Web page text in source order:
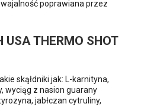
poprawiana przez
USA THERMO SHOT
skąłdniki jak: L-karnityna,
wyciąg z nasion guarany
jabłczan cytruliny,